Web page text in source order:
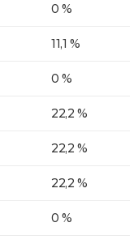
0 %
11,1 %
0 %
22,2 %
22,2 %
22,2 %
0 %